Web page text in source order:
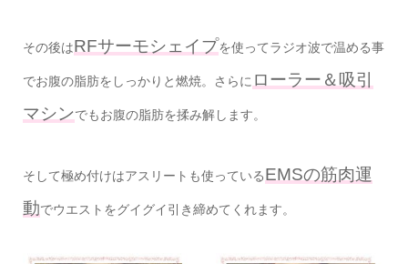
その後はRFサーモシェイプを使ってラジオ波で温める事
でお腹の脂肪をしっかりと燃焼。さらに ローラー＆吸引
マシンでもお腹の脂肪を揉み解します。
そして極め付けはアスリートも使っているEMSの筋肉運
動でウエストをグイグイ引き締めてくれます。